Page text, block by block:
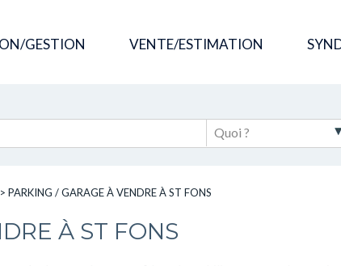
GESTION VENTE/ESTIMATION
> PARKING / GARAGE À VENDRE À ST FONS
À ST FONS